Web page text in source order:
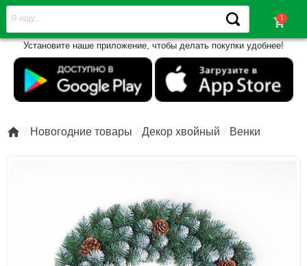
shopping_cart
Установите наше приложение, чтобы делать покупки удобнее!
 Новогодние товары Декор хвойный Венки